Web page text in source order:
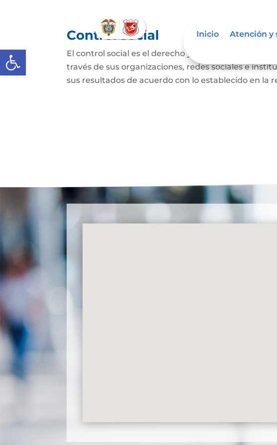
Abrir barra de herramientas
Inicio Atención y
Control social
El control social es el derecho y el deber de los
través de sus organizaciones, redes sociales e
sus resultados de acuerdo con lo establecido en la